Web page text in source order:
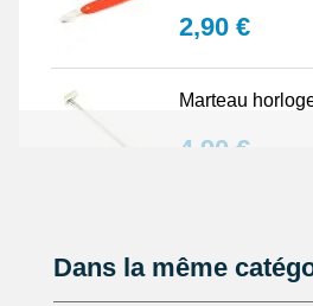
2,90 €
Marteau
4,90 €
4,90 €
Dans la même